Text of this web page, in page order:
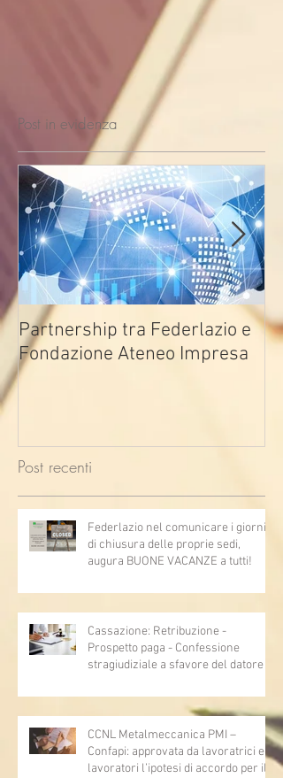
Post in evidenza
Partnership tra Federlazio e
Fondazione Ateneo Impresa
Post recenti
Federlazio nel comunicare i giorni
di chiusura delle proprie sedi,
augura BUONE VACANZE a tutti!
Cassazione: Retribuzione -
Prospetto paga - Confessione
stragiudiziale a sfavore del datore di
articoli 1362, 2697, 2730, 2732, 2734
e 2735)
CCNL Metalmeccanica PMI –
Confapi: approvata da lavoratrici e
lavoratori l’ipotesi di accordo per il